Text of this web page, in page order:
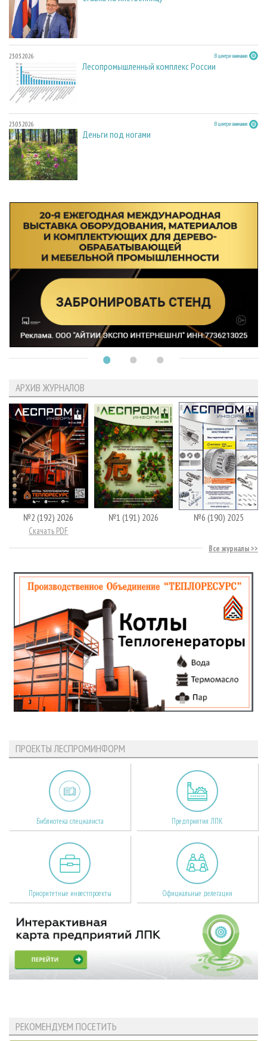
23.03.2026 В центре внимания
Лесопромышленный комплекс России
23.03.2026 В центре внимания
Деньги под ногами
АРХИВ ЖУРНАЛОВ
№2 (192) 2026
Скачать PDF
№1 (191) 2026 №6 (190) 2025
Все журналы
ПРОЕКТЫ ЛЕСПРОМИНФОРМ
Библиотека специалиста Предприятия ЛПК
Приоритетные инвестпроекты Официальные делегации
РЕКОМЕНДУЕМ ПОСЕТИТЬ